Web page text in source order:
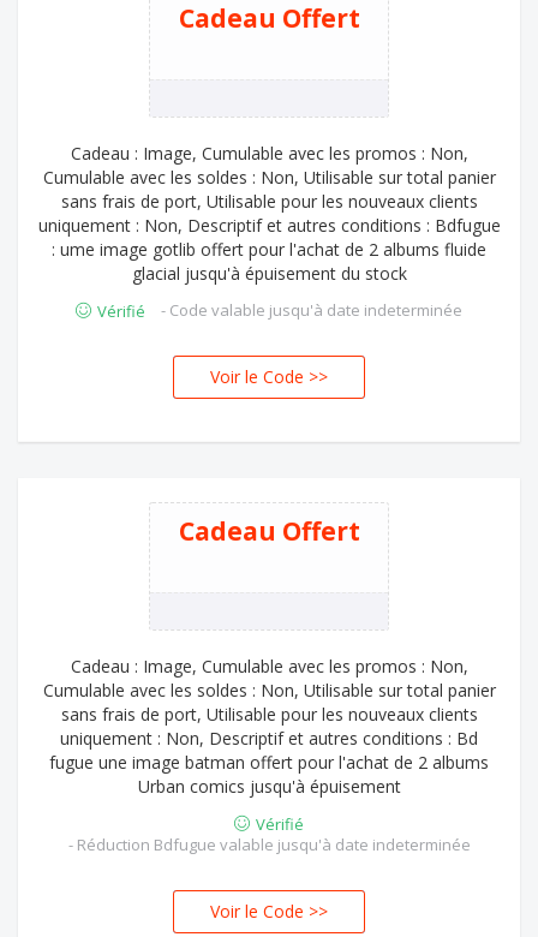
Cadeau Offert
Cadeau : Image, Cumulable avec les promos : Non,
Cumulable avec les soldes : Non, Utilisable sur total panier
sans frais de port, Utilisable pour les nouveaux clients
uniquement : Non, Descriptif et autres conditions : Bdfugue
: ume image gotlib offert pour l'achat de 2 albums fluide
glacial jusqu'à épuisement du stock
Vérifié - Code valable jusqu'à date indeterminée
LIB
Voir le Code >>
Cadeau Offert
Cadeau : Image, Cumulable avec les promos : Non,
Cumulable avec les soldes : Non, Utilisable sur total panier
sans frais de port, Utilisable pour les nouveaux clients
uniquement : Non, Descriptif et autres conditions : Bd
fugue une image batman offert pour l'achat de 2 albums
Urban comics jusqu'à épuisement
Vérifié
- Réduction Bdfugue valable jusqu'à date indeterminée
MAN
Voir le Code >>